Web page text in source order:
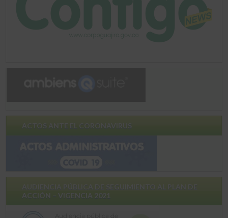
ACTOS ANTE EL CORONAVIRUS
ACCIÓN – VIGENCIA 2021